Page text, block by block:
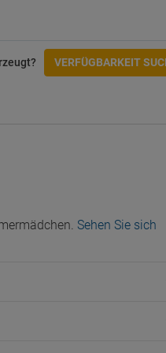
für Behinderte
Zugang
VERFÜGBARKEIT
Sehen Sie sich